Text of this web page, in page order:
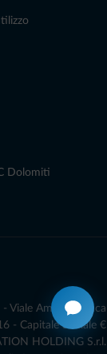
Dolomiti
Viale Amedeo Duca
- Capitale Sociale €
HOLDING S.r.l.